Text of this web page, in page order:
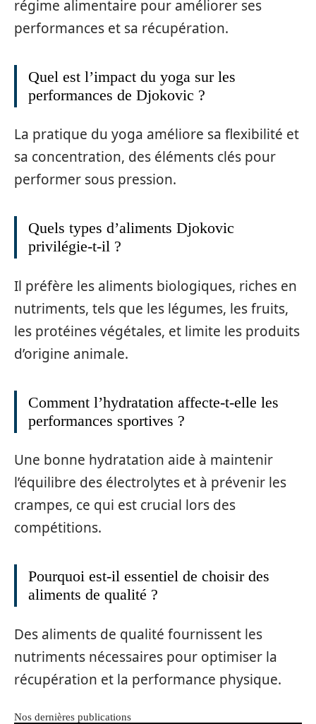
régime alimentaire pour améliorer ses
performances et sa récupération.
Quel est l’impact du yoga sur les
performances de Djokovic ?
La pratique du yoga améliore sa flexibilité et
sa concentration, des éléments clés pour
performer sous pression.
Quels types d’aliments Djokovic
privilégie-t-il ?
Il préfère les aliments biologiques, riches en
nutriments, tels que les légumes, les fruits,
les protéines végétales, et limite les produits
d’origine animale.
Comment l’hydratation affecte-t-elle les
performances sportives ?
Une bonne hydratation aide à maintenir
l’équilibre des électrolytes et à prévenir les
crampes, ce qui est crucial lors des
compétitions.
Pourquoi est-il essentiel de choisir des
aliments de qualité ?
Des aliments de qualité fournissent les
nutriments nécessaires pour optimiser la
récupération et la performance physique.
Nos dernières publications